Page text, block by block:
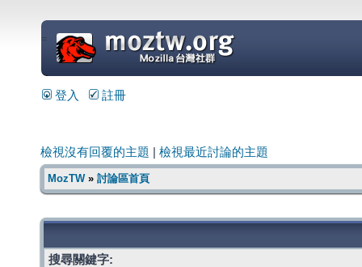
=
登入 註冊
檢視沒有回覆的主題 檢視最近討論的主題
MozTW» 討論區首頁
搜尋關鍵字: